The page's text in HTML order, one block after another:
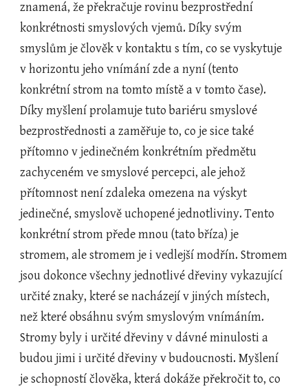
znamená, že překračuje rovinu bezprostřední
konkrétnosti smyslových vjemů. Díky svým
smyslům je člověk v kontaktu s tím, co se vyskytuje
v horizontu jeho vnímání zde a nyní (tento
konkrétní strom na tomto místě a v tomto čase).
Díky myšlení prolamuje tuto bariéru smyslové
bezprostřednosti a zaměřuje to, co je sice také
přítomno v jedinečném konkrétním předmětu
zachyceném ve smyslové percepci, ale jehož
přítomnost není zdaleka omezena na výskyt
jedinečné, smyslově uchopené jednotliviny. Tento
konkrétní strom přede mnou (tato bříza) je
stromem, ale stromem je i vedlejší modřín. Stromem
jsou dokonce všechny jednotlivé dřeviny vykazující
určité znaky, které se nacházejí v jiných místech,
než které obsáhnu svým smyslovým vnímáním.
Stromy byly i určité dřeviny v dávné minulosti a
budou jimi i určité dřeviny v budoucnosti. Myšlení
je schopností člověka, která dokáže překročit to, co